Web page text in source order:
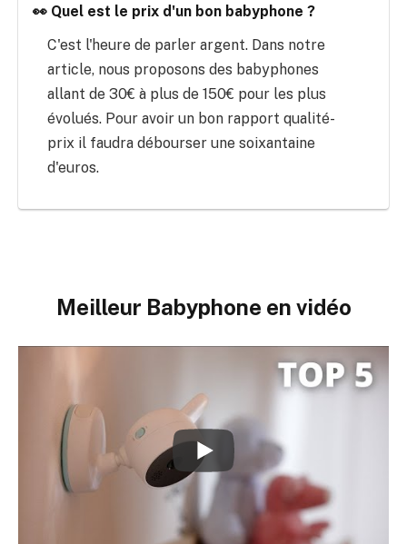
👀 Quel est le prix d'un bon babyphone ?
C'est l'heure de parler argent. Dans notre
article, nous proposons des babyphones
allant de 30€ à plus de 150€ pour les plus
évolués. Pour avoir un bon rapport qualité-
prix il faudra débourser une soixantaine
d'euros.
Meilleur Babyphone en vidéo